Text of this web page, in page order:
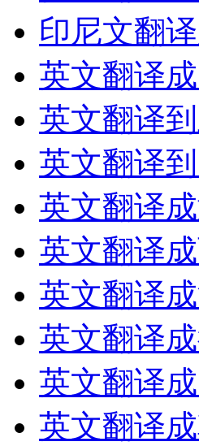
印尼文翻
英文翻译
英文翻译
英文翻译
英文翻译
英文翻译
英文翻译
英文翻译
英文翻译
英文翻译